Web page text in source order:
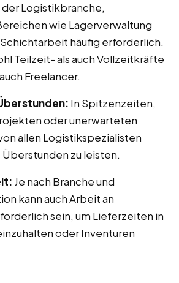
der Logistikbranche,
wie Lagerverwaltung
häufig erforderlich.
Teilzeit- als auch Vollzeitkräfte
Freelancer.
In Spitzenzeiten,
oder unerwarteten
allen Logistikspezialisten
zu leisten.
Je nach Branche und
kann auch Arbeit an
sein, um Lieferzeiten in
oder Inventuren